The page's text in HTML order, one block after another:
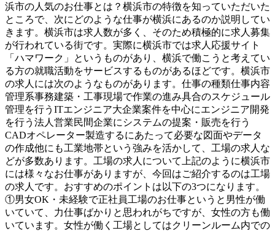
浜市の人気のお仕事とは？横浜市の特徴を知っていただいた
ところで、次にどのような仕事が横浜にあるのか説明してい
きます。横浜市は求人数が多く、そのため積極的に求人募集
が行われている街です。実際に横浜市では求人応援サイト
「ハマワーク」というものがあり、横浜で働こうと考えてい
る方の就職活動をサービスするものがあるほどです。横浜市
の求人には次のようなものがあります。仕事の種類仕事内容
管理系事務建築・工事現場で作業の進み具合のスケジュール
管理を行うITエンジニア大企業案件を中心にエンジニア開発
を行う法人営業民間企業にシステムの提案・販売を行う
CADオペレーター製造するにあたって必要な図面やデータ
の作成他にも工業地帯という強みを活かして、工場の求人な
どが多数あります。工場の求人について上記のように横浜市
には様々なお仕事がありますが、今回はご紹介するのは工場
の求人です。おすすめのポイントは以下の3つになります。
①男女OK・未経験で正社員工場のお仕事というと男性が働
いていて、力仕事ばかりと思われがちですが、女性の方も働
いています。女性が働く工場としてはクリーンルーム内での